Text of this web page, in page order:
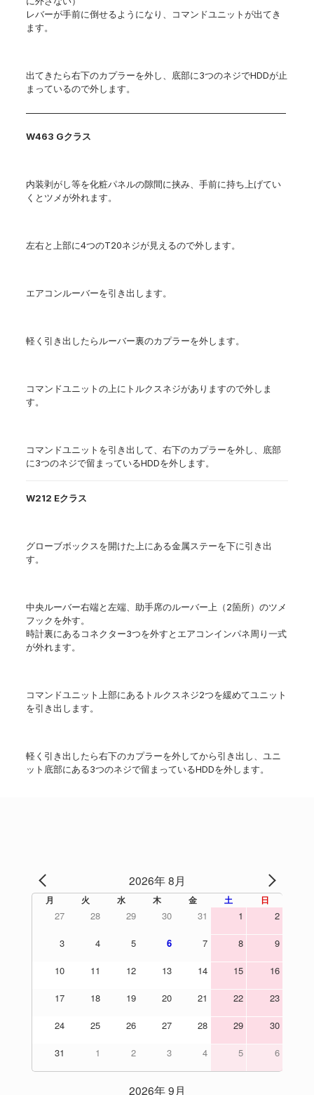
レバーが手前に倒せるようになり、コマンドユニットが出てき
ます。
出てきたら右下のカプラーを外し、底部に3つのネジでHDDが止
まっているので外します。
————————————————————————————–
W463 Gクラス
内装剥がし等を化粧パネルの隙間に挟み、手前に持ち上げてい
くとツメが外れます。
左右と上部に4つのT20ネジが見えるので外します。
エアコンルーバーを引き出します。
軽く引き出したらルーバー裏のカプラーを外します。
コマンドユニットの上にトルクスネジがありますので外しま
す。
コマンドユニットを引き出して、右下のカプラーを外し、底部
に3つのネジで留まっているHDDを外します。
W212 Eクラス
グローブボックスを開けた上にある金属ステーを下に引き出
す。
中央ルーバー右端と左端、助手席のルーバー上（2箇所）のツメ
フックを外す。
時計裏にあるコネクター3つを外すとエアコンインパネ周り一式
が外れます。
コマンドユニット上部にあるトルクスネジ2つを緩めてユニット
を引き出します。
軽く引き出したら右下のカプラーを外してから引き出し、ユニ
ット底部にある3つのネジで留まっているHDDを外します。
2026年 8月 NEXT
月 火 水 木 金 土 日
27 28 29 30 31 1 2
3 4 5 6 7 8 9
10 11 12 13 14 15 16
17 18 19 20 21 22 23
24 25 26 27 28 29 30
31 1 2 3 4 5 6
2026年 9月